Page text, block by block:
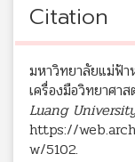
Citation
มหาวิทยาลัยแม่ฟ้า
เครื่องมือวิทยาศา
Luang
https://
w/5102.